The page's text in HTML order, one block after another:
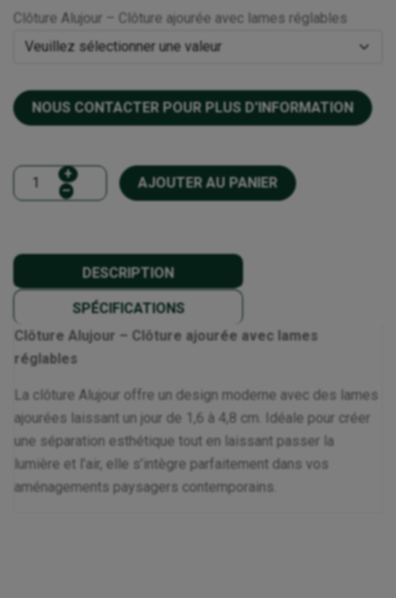
Clôture Alujour – Clôture ajourée avec lames réglables
NOUS CONTACTER POUR PLUS D'INFORMATION
+
–
AJOUTER AU PANIER
DESCRIPTION
SPÉCIFICATIONS
Clôture Alujour – Clôture ajourée avec lames
réglables
La clôture Alujour offre un design moderne avec des lames
ajourées laissant un jour de 1,6 à 4,8 cm. Idéale pour créer
une séparation esthétique tout en laissant passer la
lumière et l’air, elle s’intègre parfaitement dans vos
aménagements paysagers contemporains.